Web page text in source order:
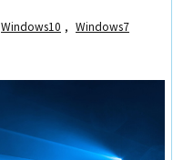
Windows10 , Windows7